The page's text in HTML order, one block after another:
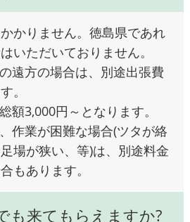
かりません。徳島県であれ
いただいておりません。
遠方の場合は、別途出張費
。
額3,000円～となります。
作業が困難な場合(ツタが絡
場が狭い、等)は、別途料金
もあります。
も来てもらえますか?